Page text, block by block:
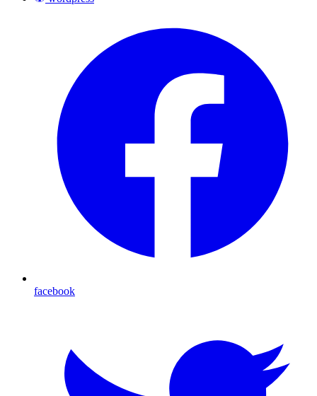
facebook